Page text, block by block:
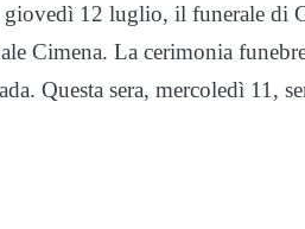
giovedì 12 luglio, il funerale di
Cimena. La cerimonia
Questa sera, mercoledì 11,